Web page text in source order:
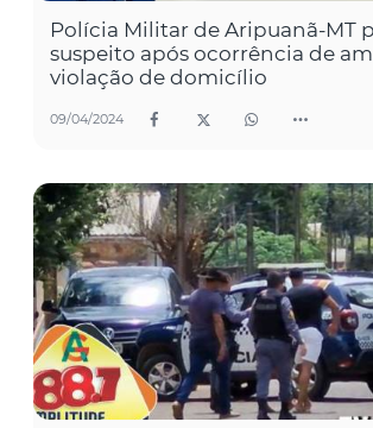
Polícia Militar de Aripuanã-MT
suspeito após ocorrência de
violação de domicílio
09/04/2024